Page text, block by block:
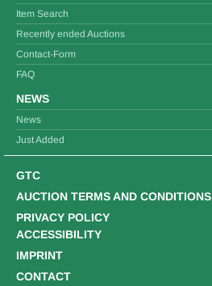
Item Search
Recently ended Auctions
Contact-Form
FAQ
NEWS
News
Just Added
GTC
AUCTION TERMS AND CONDITIONS
PRIVACY POLICY
ACCESSIBILITY
IMPRINT
CONTACT